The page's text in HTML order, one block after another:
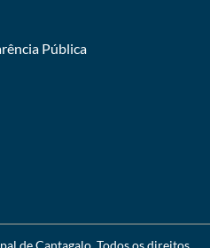
Pública
de Cantagalo. Todos os direitos